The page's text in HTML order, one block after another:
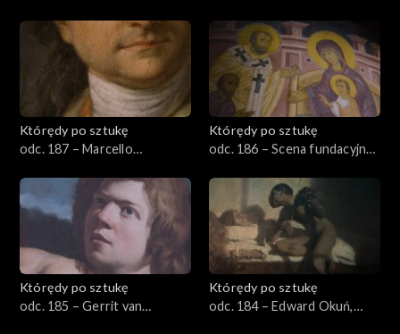
ręce”
Którędy po sztukę
odc. 187 – Marcello
Poniatowski”
Którędy po sztukę
odc. 186 – Scena fundacyjna
Którędy po sztukę
odc. 185 – Gerrit van
Którędy po sztukę
odc. 184 – Edward Okuń,